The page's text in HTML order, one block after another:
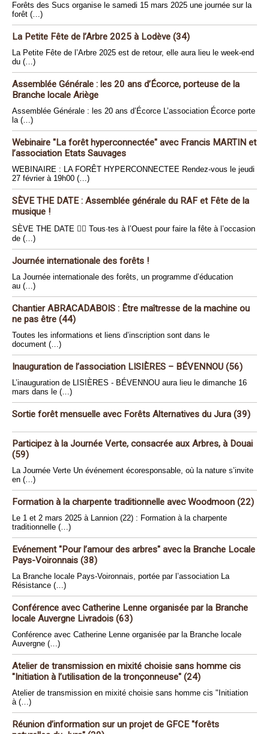
Forêts des Sucs organise le samedi 15 mars 2025 une journée sur la
forêt (…)
La Petite Fête de l’Arbre 2025 à Lodève (34)
La Petite Fête de l’Arbre 2025 est de retour, elle aura lieu le week-end
du (…)
Assemblée Générale : les 20 ans d’Écorce, porteuse de la
Branche locale Ariège
Assemblée Générale : les 20 ans d’Écorce L’association Écorce porte
la (…)
Webinaire "La forêt hyperconnectée" avec Francis MARTIN et
l’association Etats Sauvages
WEBINAIRE : LA FORÊT HYPERCONNECTEE Rendez-vous le jeudi
27 février à 19h00 (…)
SÈVE THE DATE : Assemblée générale du RAF et Fête de la
musique !
SÈVE THE DATE 🏴‍☠️ Tous·tes à l’Ouest pour faire la fête à l’occasion
de (…)
Journée internationale des forêts !
La Journée internationale des forêts, un programme d’éducation
au (…)
Chantier ABRACADABOIS : Être maîtresse de la machine ou
ne pas être (44)
Toutes les informations et liens d’inscription sont dans le
document (…)
Inauguration de l’association LISIÈRES – BÉVENNOU (56)
L’inauguration de LISIÈRES - BÉVENNOU aura lieu le dimanche 16
mars dans le (…)
Sortie forêt mensuelle avec Forêts Alternatives du Jura (39)
Participez à la Journée Verte, consacrée aux Arbres, à Douai
(59)
La Journée Verte Un événement écoresponsable, où la nature s’invite
en (…)
Formation à la charpente traditionnelle avec Woodmoon (22)
Le 1 et 2 mars 2025 à Lannion (22) : Formation à la charpente
traditionnelle (…)
Evénement "Pour l’amour des arbres" avec la Branche Locale
Pays-Voironnais (38)
La Branche locale Pays-Voironnais, portée par l’association La
Résistance (…)
Conférence avec Catherine Lenne organisée par la Branche
locale Auvergne Livradois (63)
Conférence avec Catherine Lenne organisée par la Branche locale
Auvergne (…)
Atelier de transmission en mixité choisie sans homme cis
"Initiation à l’utilisation de la tronçonneuse" (24)
Atelier de transmission en mixité choisie sans homme cis "Initiation
à (…)
Réunion d’information sur un projet de GFCE "forêts